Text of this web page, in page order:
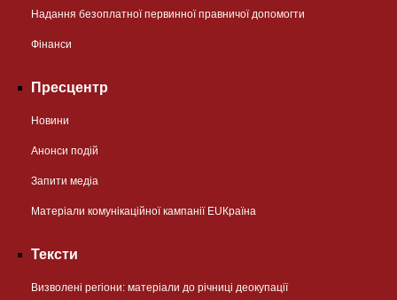
Надання безоплатної первинної правничої допомогти
Фінанси
Пресцентр
Новини
Анонси подій
Запити медіа
Матеріали комунікаційної кампанії EUКраїна
Тексти
Визволені регіони: матеріали до річниці деокупації